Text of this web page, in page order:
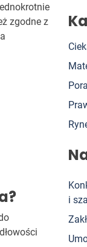
zgodne z
i